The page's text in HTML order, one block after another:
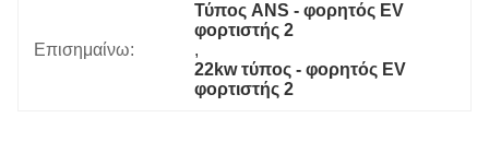
Επισημαίνω:
Τύπος ANS - φορητός EV
φορτιστής 2
,
22kw τύπος - φορητός EV
φορτιστής 2